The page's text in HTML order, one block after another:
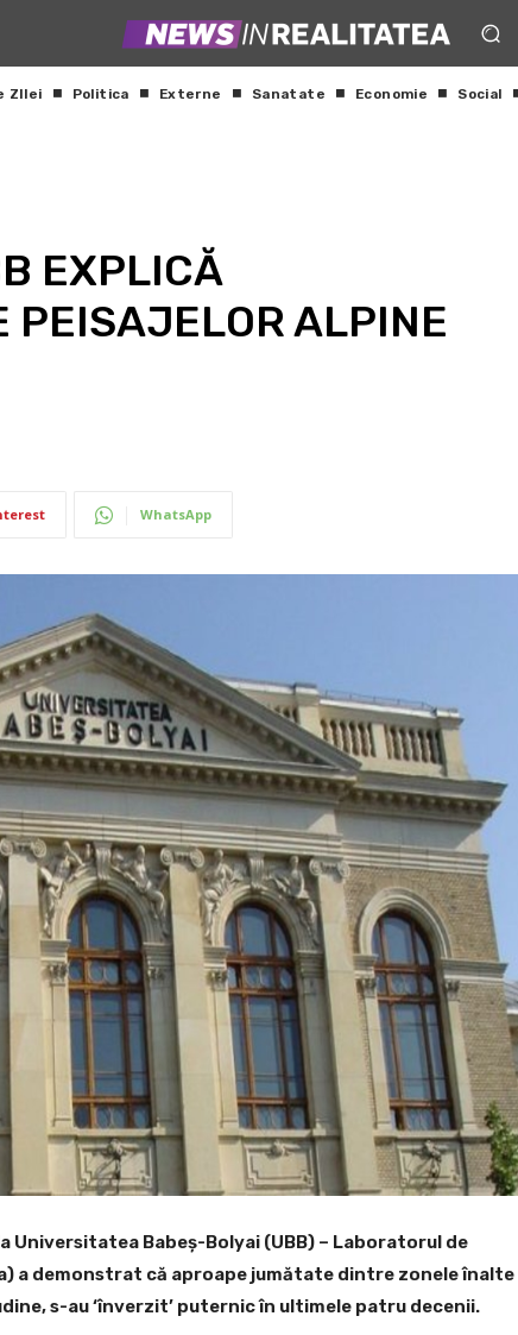
ZIlei Politica Externe Sanatate Economie Social
EXPLICĂ
PEISAJELOR ALPINE
WhatsApp
Babeş-Bolyai (UBB) – Laboratorul de
a demonstrat că aproape jumătate dintre zonele înalte
s-au ‘înverzit’ puternic în ultimele patru decenii.